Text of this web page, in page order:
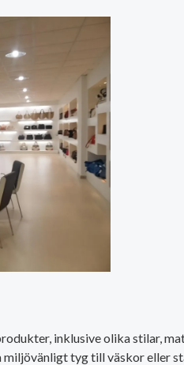
inklusive olika stilar,
tyg till väskor eller